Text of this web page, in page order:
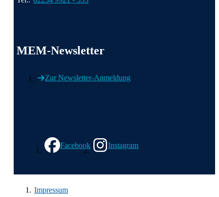
MEM-Newsletter
Zur Newsletter-Anmeldung
Facebook
Instagram
Impressum